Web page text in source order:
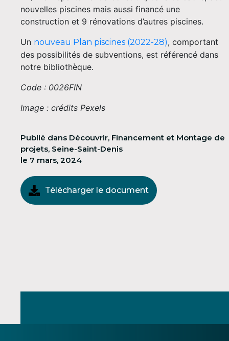
nouvelles piscines mais aussi financé une
construction et 9 rénovations d’autres piscines.
Un nouveau Plan piscines (2022-28), comportant
des possibilités de subventions, est référencé dans
notre bibliothèque.
Code : 0026FIN
Image : crédits Pexels
Publié dans Découvrir, Financement et Montage de
projets, Seine-Saint-Denis
le 7 mars, 2024
Télécharger le document